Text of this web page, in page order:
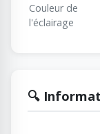
Couleur de
l'éclairage
🔍